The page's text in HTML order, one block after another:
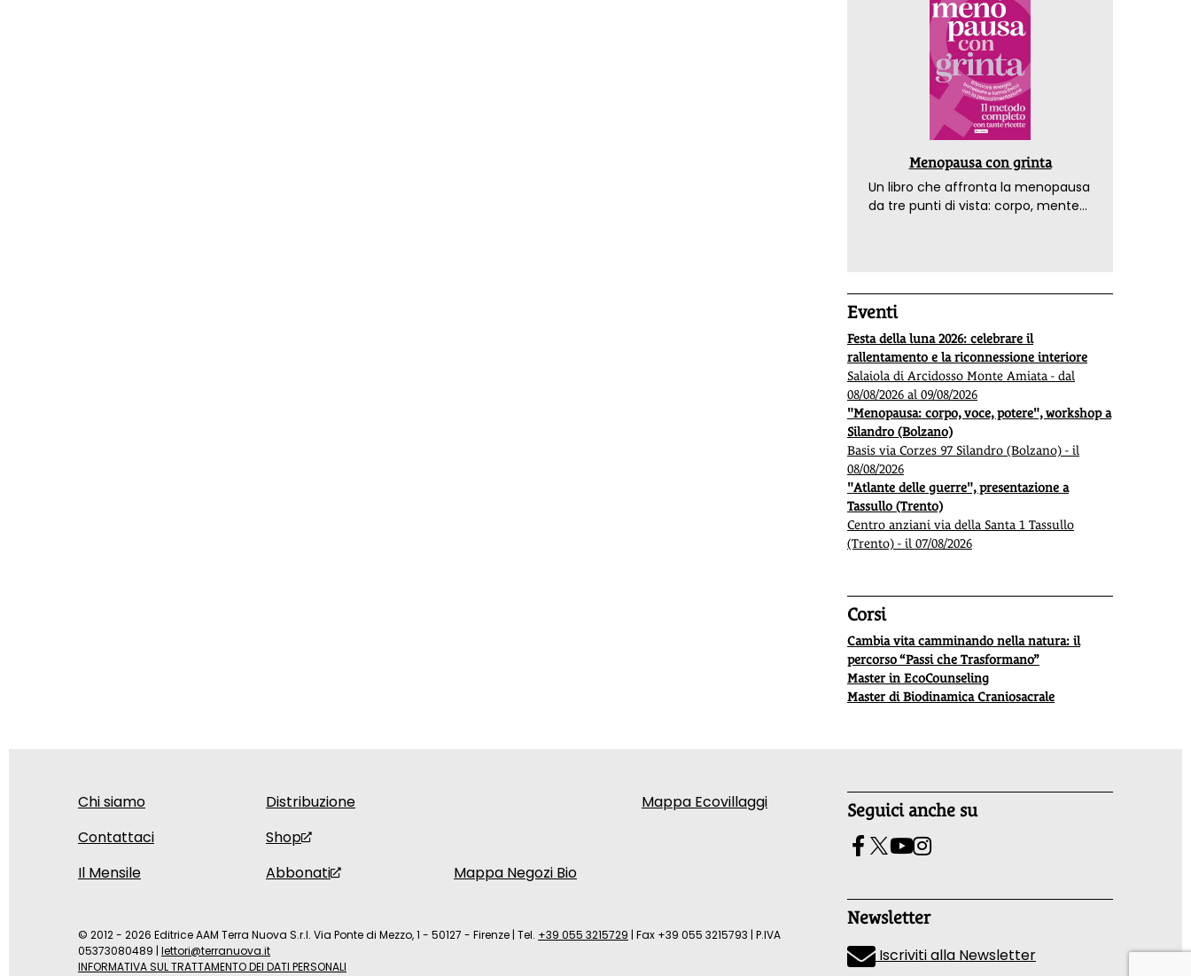
Menopausa con grinta
Un libro che affronta la menopausa
da tre punti di vista: corpo, mente
Eventi
Festa della luna 2026: celebrare il
rallentamento e la riconnessione interiore
Salaiola di Arcidosso Monte Amiata - dal
08/08/2026 al 09/08/2026
"Menopausa: corpo, voce, potere", workshop a
Silandro (Bolzano)
Basis via Corzes 97 Silandro (Bolzano) - il
08/08/2026
"Atlante delle guerre", presentazione a
Tassullo (Trento)
Centro anziani via della Santa 1 Tassullo
(Trento) - il 07/08/2026
Corsi
Cambia vita camminando nella natura: il
percorso “Passi che Trasformano”
Master in EcoCounseling
Master di Biodinamica Craniosacrale
Chi siamo
Contattaci
Il Mensile
Distribuzione
Shop
Abbonati
Mappa Negozi Bio
Mappa Ecovillaggi Seguici anche su
Newsletter
Iscriviti alla Newsletter
© 2012 - 2026 Editrice AAM Terra Nuova S.r.l. Via Ponte di Mezzo, 1 - 50127 - Firenze | Tel. +39 055 3215729 | Fax +39 055 3215793 | P.IVA
05373080489 | lettori@terranuova.it
INFORMATIVA SUL TRATTAMENTO DEI DATI PERSONALI